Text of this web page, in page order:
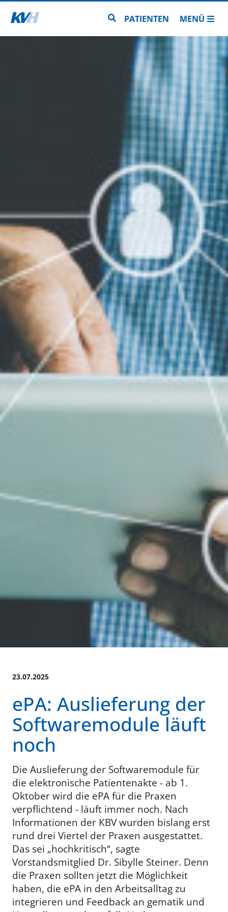
Zur Startseite Zur Seitensuche
PATIENTEN MENÜ
23.07.2025
ePA: Auslieferung der
Softwaremodule läuft
noch
Die Auslieferung der Softwaremodule für
die elektronische Patientenakte - ab 1.
Oktober wird die ePA für die Praxen
verpflichtend - läuft immer noch. Nach
Informationen der KBV wurden bislang erst
rund drei Viertel der Praxen ausgestattet.
Das sei „hochkritisch“, sagte
Vorstandsmitglied Dr. Sibylle Steiner. Denn
die Praxen sollten jetzt die Möglichkeit
haben, die ePA in den Arbeitsalltag zu
integrieren und Feedback an gematik und